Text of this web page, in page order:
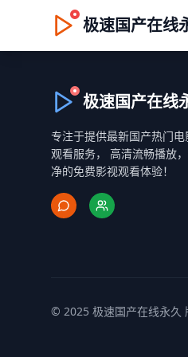
极速国产在线
极速国产在线
专注于提供最新国产热门
观看服务， 高清流畅播放
净的免费影视观看体验！
© 2025 极速国产在线永久